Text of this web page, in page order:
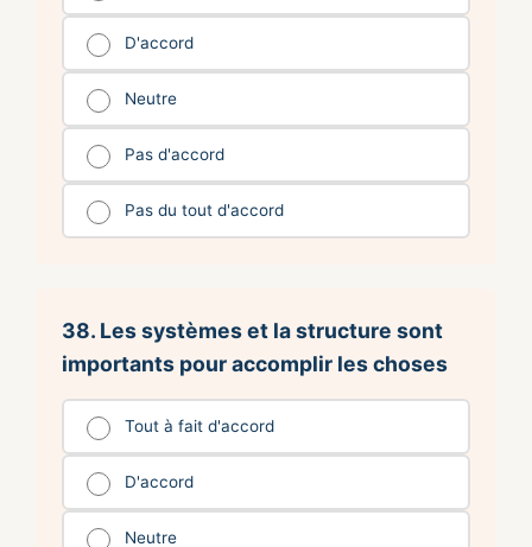
D'accord
Neutre
Pas d'accord
Pas du tout d'accord
38. Les systèmes et la structure sont
importants pour accomplir les choses
Tout à fait d'accord
D'accord
Neutre